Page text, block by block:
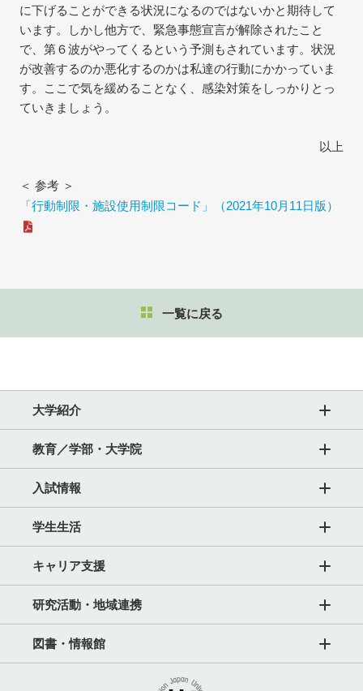
に下げることができる状況になるのではないかと期待して
います。しかし他方で、緊急事態宣言が解除されたこと
で、第６波がやってくるという予測もされています。状況
が改善するのか悪化するのかは私達の行動にかかっていま
す。ここで気を緩めることなく、感染対策をしっかりとっ
ていきましょう。
以上
＜ 参考 ＞
「行動制限・施設使用制限コード」（2021年10月11日版）
一覧に戻る
大学紹介
教育／学部・大学院
入試情報
学生生活
キャリア支援
研究活動・地域連携
図書・情報館